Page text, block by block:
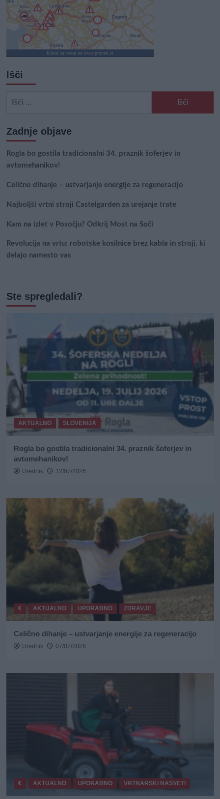
klikni za vstop na www.promet.si
Išči
Zadnje objave
Rogla bo gostila tradicionalni 34. praznik šoferjev in
avtomehanikov!
Celično dihanje – ustvarjanje energije za regeneracijo
Najboljši vrtni stroji Castelgarden za urejanje trate
Kam na izlet v Posočju? Odkrij Most na Soči
Revolucija na vrtu: robotske kosilnice brez kabla in stroji, ki
delajo namesto vas
Ste spregledali?
AKTUALNO SLOVENIJA
Rogla bo gostila tradicionalni 34. praznik šoferjev in
avtomehanikov!
Urednik 12/07/2026
€ AKTUALNO UPORABNO ZDRAVJE
Celično dihanje – ustvarjanje energije za regeneracijo
Urednik 07/07/2026
€ AKTUALNO UPORABNO VRTNARSKI NASVETI